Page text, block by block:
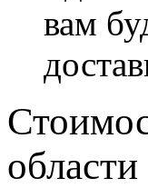
вам
области